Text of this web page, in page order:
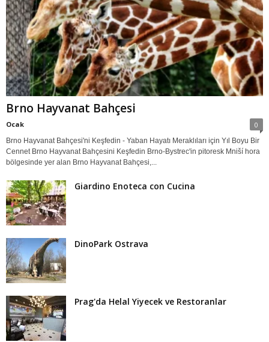
Brno Hayvanat Bahçesi
Ocak 0
Brno Hayvanat Bahçesi'ni Keşfedin - Yaban Hayatı Meraklıları için Yıl Boyu Bir
Cennet Brno Hayvanat Bahçesini Keşfedin Brno-Bystrec'in pitoresk Mniší hora
bölgesinde yer alan Brno Hayvanat Bahçesi,...
Giardino Enoteca con Cucina
DinoPark Ostrava
Prag'da Helal Yiyecek ve Restoranlar